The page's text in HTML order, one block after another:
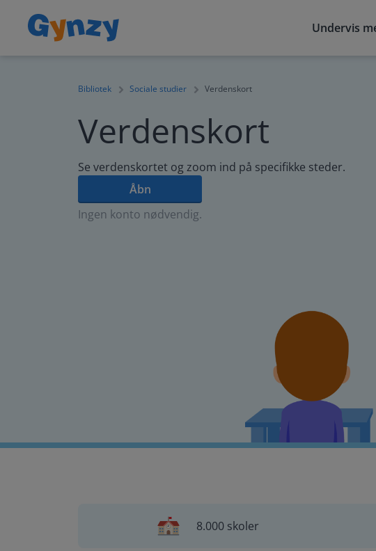
Undervis
Bibliotek Sociale studier Verdenskort
Verdenskort
Se verdenskortet og zoom ind på specifikke steder.
Åbn
Ingen konto nødvendig.
8.000 skoler